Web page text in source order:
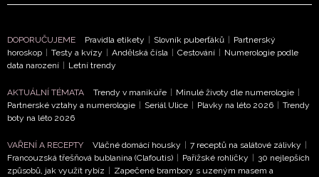
DOPORUČUJEME Pravidla etikety | Slovník puberťáků | Partnerský
horoskop | Testy a kvízy | Andělská čísla | Cestování | Numerologie podle
data narození | Letní trendy
AKTUÁLNÍ TÉMATA Trendy v manikúře | Minulé životy dle numerologie |
Partnerské vztahy a numerologie | Seriál Ulice | Plavky na léto 2026 | Trendy
boty na léto 2026
VAŘENÍ A RECEPTY Vláčné domácí housky | 7 receptů na salátové zálivky |
Francouzská třešňová bublanina (Clafoutis) | Pařížské rohlíčky | 30 nejlepších
způsobů, jak využít rybíz | Zapečené brambory s uzeným masem a